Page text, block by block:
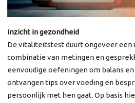
Inzicht in gezondheid
De vitaliteitstest duurt ongeveer een
combinatie van metingen en
eenvoudige oefeningen om balans
ontvangen tips over voeding en
persoonlijk met hen gaat. Op basis